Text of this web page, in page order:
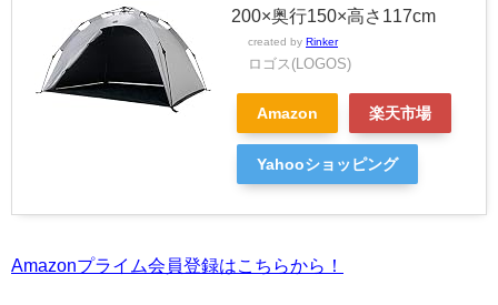
200×奥行150×高さ117cm
created by Rinker
ロゴス(LOGOS)
Amazon 楽天市場
Yahooショッピング
Amazonプライム会員登録はこちらから！